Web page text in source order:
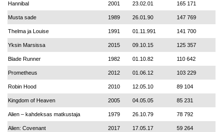
Hannibal 2001 23.02.01 165 171
Musta sade 1989 26.01.90 147 769
Thelma ja Louise 1991 01.11.991 141 700
Yksin Marsissa 2015 09.10.15 125 357
Blade Runner 1982 01.10.82 110 642
Prometheus 2012 01.06.12 103 229
Robin Hood 2010 12.05.10 89 104
Kingdom of Heaven 2005 04.05.05 85 231
Alien – kahdeksas matkustaja 1979 26.10.79 78 792
Alien: Covenant 2017 17.05.17 59 264